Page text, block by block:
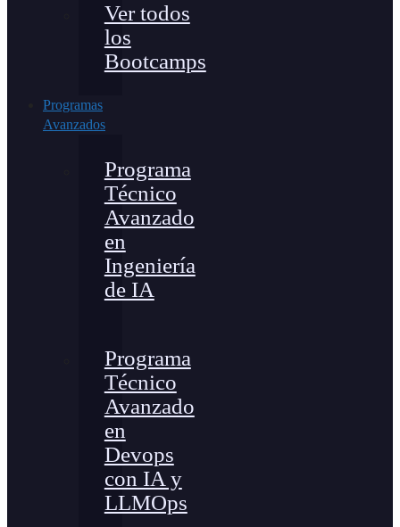
Ver todos
los
Bootcamps
Programas
Avanzados
Programa
Técnico
Avanzado
en
Ingeniería
de IA
Programa
Técnico
Avanzado
en
Devops
con IA y
LLMOps